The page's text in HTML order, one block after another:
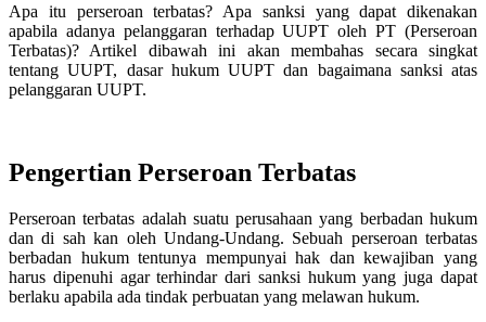
Apa itu perseroan terbatas? Apa sanksi yang dapat dikenakan
apabila adanya pelanggaran terhadap UUPT oleh PT (Perseroan
Terbatas)? Artikel dibawah ini akan membahas secara singkat
tentang UUPT, dasar hukum UUPT dan bagaimana sanksi atas
pelanggaran UUPT.
Pengertian Perseroan Terbatas
Perseroan terbatas adalah suatu perusahaan yang berbadan hukum
dan di sah kan oleh Undang-Undang. Sebuah perseroan terbatas
berbadan hukum tentunya mempunyai hak dan kewajiban yang
harus dipenuhi agar terhindar dari sanksi hukum yang juga dapat
berlaku apabila ada tindak perbuatan yang melawan hukum.